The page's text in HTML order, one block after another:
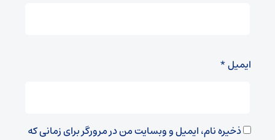
ایمیل*
ذخیره نام، ایمیل و وبسایت من در مرورگر برای زمانی که